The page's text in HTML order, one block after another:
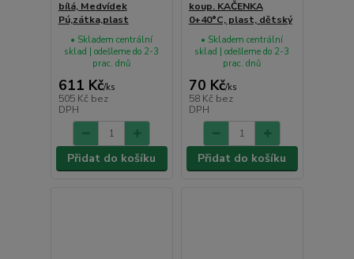
bílá, Medvídek
Pú,zátka,plast
611 Kč/ks
505 Kč bez
DPH
• Skladem centrální
sklad | odešleme do 2-3
prac. dnů
Přidat do košíku
koup. KAČENKA
0+40°C, plast, dětský
70 Kč/ks
58 Kč bez
DPH
• Skladem centrální
sklad | odešleme do 2-3
prac. dnů
Přidat do košíku